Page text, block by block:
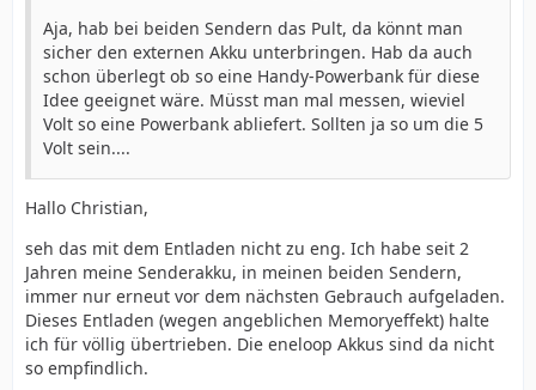
Aja, hab bei beiden Sendern das Pult, da könnt man
sicher den externen Akku unterbringen. Hab da auch
schon überlegt ob so eine Handy-Powerbank für diese
Idee geeignet wäre. Müsst man mal messen, wieviel
Volt so eine Powerbank abliefert. Sollten ja so um die 5
Volt sein....
Hallo Christian,
seh das mit dem Entladen nicht zu eng. Ich habe seit 2
Jahren meine Senderakku, in meinen beiden Sendern,
immer nur erneut vor dem nächsten Gebrauch aufgeladen.
Dieses Entladen (wegen angeblichen Memoryeffekt) halte
ich für völlig übertrieben. Die eneloop Akkus sind da nicht
so empfindlich.